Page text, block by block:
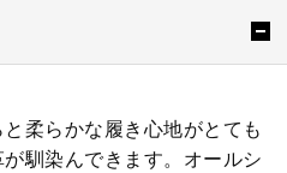
柔らかな履き心地がとても
馴染んできます。オールシ